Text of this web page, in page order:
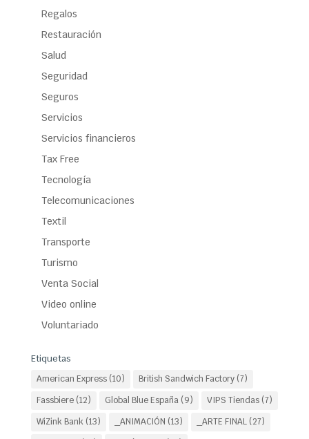
Regalos
Restauración
Salud
Seguridad
Seguros
Servicios
Servicios financieros
Tax Free
Tecnología
Telecomunicaciones
Textil
Transporte
Turismo
Venta Social
Video online
Voluntariado
Etiquetas
American Express(10) British Sandwich Factory(7)
Fassbiere(12) Global Blue España(9) VIPS Tiendas(7)
WiZink Bank(13) _ANIMACIÓN (13) _ARTE FINAL(27)